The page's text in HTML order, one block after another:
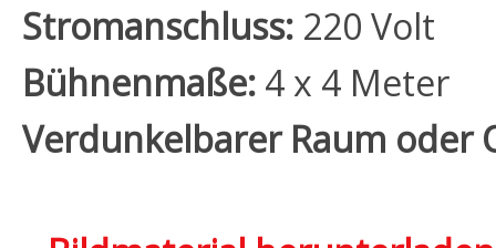
Stromanschluss:220 Volt
Bühnenmaße: 4 x 4 Meter
Verdunkelbarer Raum oder